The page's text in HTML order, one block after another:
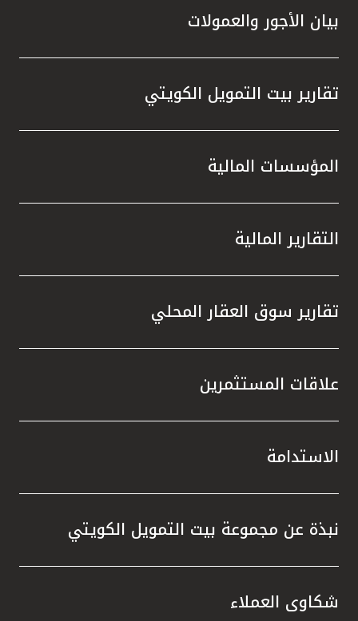
مملكة البحرين
بيان الأجور والعمولات
تقارير بيت التمويل الكويتي
المؤسسات المالية
التقارير المالية
تقارير سوق العقار المحلي
علاقات المستثمرين
الاستدامة
نبذة عن مجموعة بيت التمويل الكويتي
شكاوى العملاء